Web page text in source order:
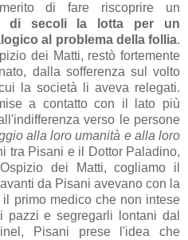
di fare riscoprire un
di secoli la lotta per un
al problema della follia.
dei Matti, restò fortemente
dalla sofferenza sul volto
la società li aveva relegati.
a contatto con il lato più
verso le persone
alla loro umanità e alla loro
tra Pisani e il Dottor Paladino,
dei Matti, cogliamo il
da Pisani avevano con la
primo medico che non intese
pazzi e segregarli lontani dal
Pisani prese l'idea che